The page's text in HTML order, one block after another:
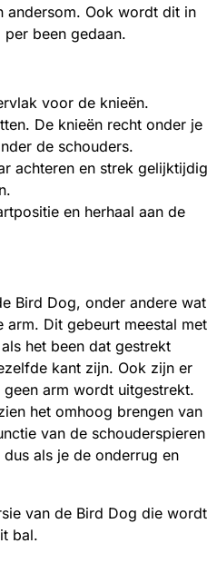
andersom. Ook wordt dit in
been gedaan.
voor de knieën.
De knieën recht onder je
de schouders.
achteren en strek gelijktijdig
en herhaal aan de
Bird Dog, onder andere wat
arm. Dit gebeurt meestal met
het been dat gestrekt
kant zijn. Ook zijn er
arm wordt uitgestrekt.
het omhoog brengen van
van de schouderspieren
als je de onderrug en
van de Bird Dog die wordt
bal.